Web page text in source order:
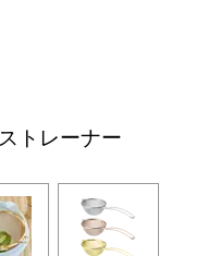
トレーナー